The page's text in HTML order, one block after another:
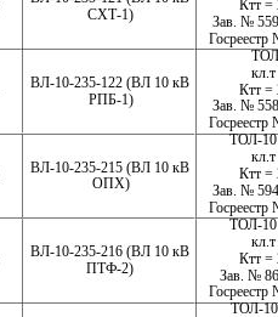
СХТ-1)
ВЛ-10-235-122 (ВЛ 10 кВ
РПБ-1)
ВЛ-10-235-215 (ВЛ 10 кВ
ОПХ)
ВЛ-10-235-216 (ВЛ 10 кВ
ПТФ-2)
Ктт =
Зав. №
Ктт =
Зав. №
ТОЛ-
Ктт =
Зав. №
ТОЛ-
Ктт =
Зав. №
ТОЛ-